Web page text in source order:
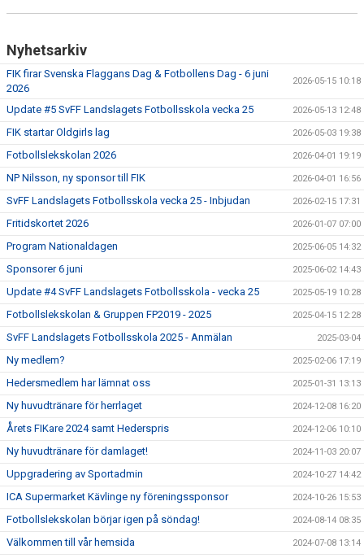
Nyhetsarkiv
FIK firar Svenska Flaggans Dag & Fotbollens Dag - 6 juni
2026
2026-05-15 10:18
Update #5 SvFF Landslagets Fotbollsskola vecka 25 2026-05-13 12:48
FIK startar Oldgirls lag 2026-05-03 19:38
Fotbollslekskolan 2026 2026-04-01 19:19
NP Nilsson, ny sponsor till FIK 2026-04-01 16:56
SvFF Landslagets Fotbollsskola vecka 25 - Inbjudan 2026-02-15 17:31
Fritidskortet 2026 2026-01-07 07:00
Program Nationaldagen 2025-06-05 14:32
Sponsorer 6 juni 2025-06-02 14:43
Update #4 SvFF Landslagets Fotbollsskola - vecka 25 2025-05-19 10:28
Fotbollslekskolan & Gruppen FP2019 - 2025 2025-04-15 12:28
SvFF Landslagets Fotbollsskola 2025 - Anmälan 2025-03-04
Ny medlem? 2025-02-06 17:19
Hedersmedlem har lämnat oss 2025-01-31 13:13
Ny huvudtränare för herrlaget 2024-12-08 16:20
Årets FIKare 2024 samt Hederspris 2024-12-06 10:10
Ny huvudtränare för damlaget! 2024-11-03 20:07
Uppgradering av Sportadmin 2024-10-27 14:42
ICA Supermarket Kävlinge ny föreningssponsor 2024-10-26 15:53
Fotbollslekskolan börjar igen på söndag! 2024-08-14 08:35
Välkommen till vår hemsida 2024-07-08 13:14